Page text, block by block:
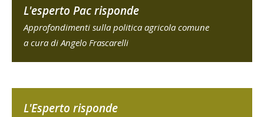
L'esperto Pac risponde
Approfondimenti sulla politica agricola comune
a cura di Angelo Frascarelli
L'Esperto risponde